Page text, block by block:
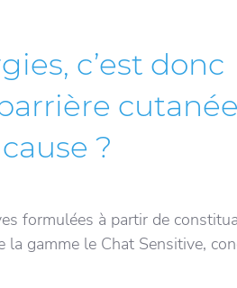
c’est donc
?
formulées à partir de
gamme le Chat Sensitive,